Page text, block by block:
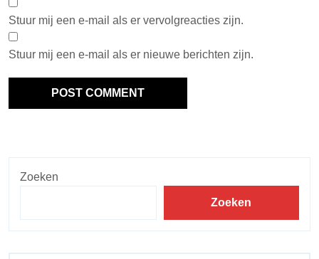
Stuur mij een e-mail als er vervolgreacties zijn.
Stuur mij een e-mail als er nieuwe berichten zijn.
Zoeken
Zoeken